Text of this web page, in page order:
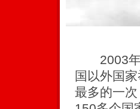
2003年
国以外国
最多的一